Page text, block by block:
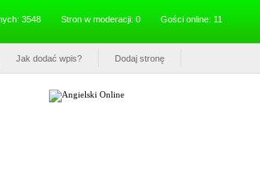
3548 Stron w moderacji: 0 Gości online: 11
Jak dodać wpis? Dodaj stronę